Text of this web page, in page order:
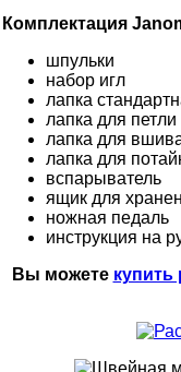
Комплектация
шпульки
набор игл
лапка
лапка для
лапка для
лапка для
вспарыватель
ящик для
ножная педаль
инструкция на
Вы можете